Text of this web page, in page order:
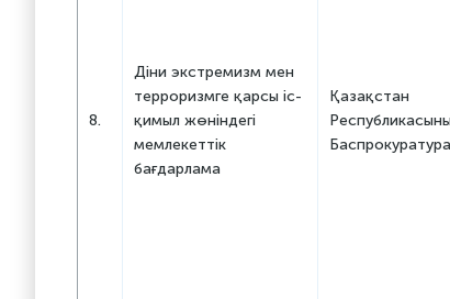
8.
Діни экстремизм мен
терроризмге қарсы іс-
қимыл жөніндегі
мемлекеттік
бағдарлама
Қазақстан